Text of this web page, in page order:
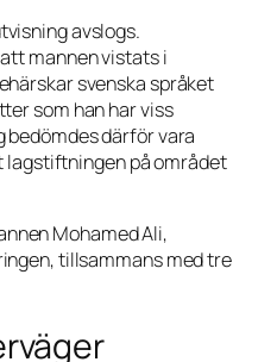
avslogs.
mannen vistats i
svenska språket
som han har viss
bedömdes därför vara
på området
Mohamed Ali,
tillsammans med tre